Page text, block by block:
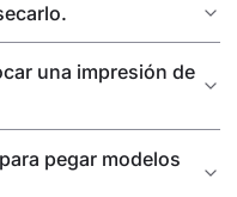
una impresión de
pegar modelos